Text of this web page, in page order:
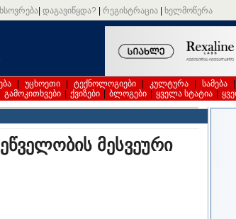
დაგავიწყდა? რეგისტრაცია ხელმოწერა
უცხოეთი ტექნოლოგიები კულტურა სამება
გამოკითხვები ქვიზები ბლოგები ყველა სტატია
მესვეური